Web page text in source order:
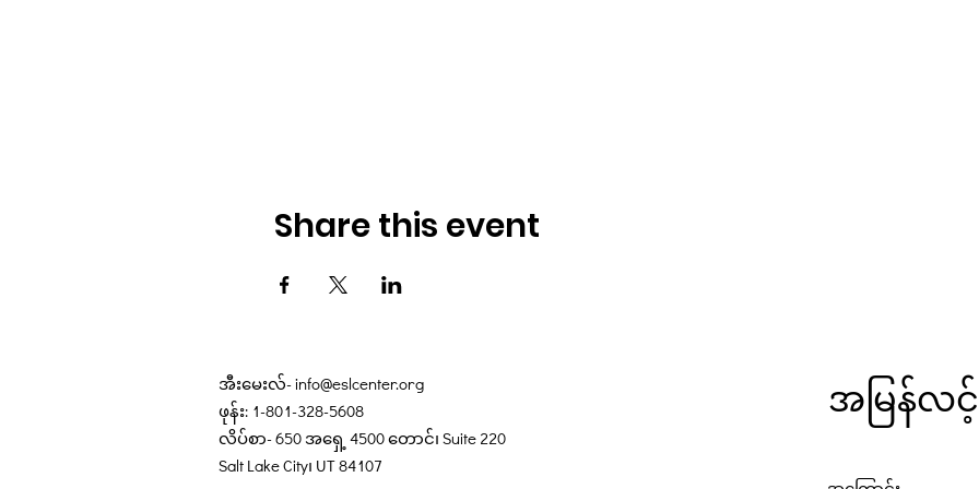
Share this event
အီးမေးလ်-info@eslcenter.org
ဖုန်း: 1-801-328-5608
လိပ်စာ- 650 အရှေ့ 4500 တောင်၊ Suite 220
Salt Lake City၊ UT 84107
အမြန်လင့်